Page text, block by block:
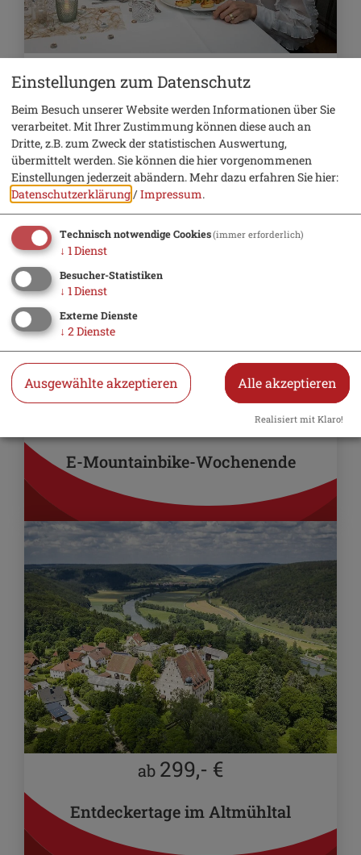
199,- €
Gemeinsamzeit
E-Mountainbike-Wochenende
ab 299,- €
Entdeckertage im Altmühltal
Einstellungen zum Datenschutz
Beim Besuch unserer Website werden Informationen über Sie
verarbeitet. Mit Ihrer Zustimmung können diese auch an
Dritte, z.B. zum Zweck der statistischen Auswertung,
übermittelt werden. Sie können die hier vorgenommenen
Einstellungen jederzeit abändern.Mehr dazu erfahren Sie hier:
Datenschutzerklärung/Impressum.
Technisch notwendige Cookies(immer erforderlich)
↓ 1Dienst
Besucher-Statistiken
↓ 1Dienst
Externe Dienste
↓ 2 Dienste
Ausgewählte akzeptieren Alle akzeptieren
Realisiert mit Klaro!